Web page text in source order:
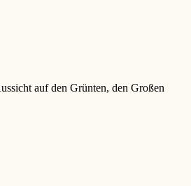
auf den Grünten, den Großen